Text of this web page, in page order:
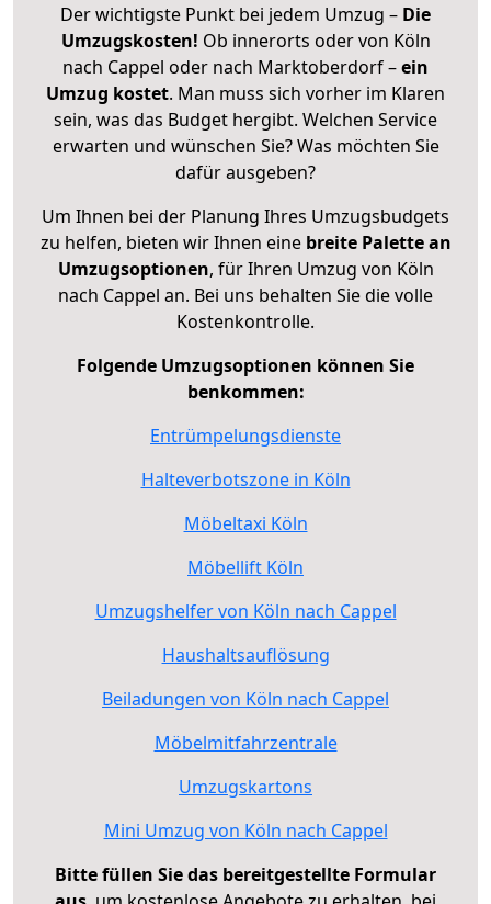
Der wichtigste Punkt bei jedem Umzug – Die
Umzugskosten! Ob innerorts oder von Köln
nach Cappel oder nach Marktoberdorf –ein
Umzug kostet. Man muss sich vorher im Klaren
sein, was das Budget hergibt. Welchen Service
erwarten und wünschen Sie? Was möchten Sie
dafür ausgeben?
Um Ihnen bei der Planung Ihres Umzugsbudgets
zu helfen, bieten wir Ihnen eine breite Palette an
Umzugsoptionen, für Ihren Umzug von Köln
nach Cappel an. Bei uns behalten Sie die volle
Kostenkontrolle.
Folgende Umzugsoptionen können Sie
benkommen:
Entrümpelungsdienste
Halteverbotszone in Köln
Möbeltaxi Köln
Möbellift Köln
Umzugshelfer von Köln nach Cappel
Haushaltsauflösung
Beiladungen von Köln nach Cappel
Möbelmitfahrzentrale
Umzugskartons
Mini Umzug von Köln nach Cappel
Bitte füllen Sie das bereitgestellte Formular